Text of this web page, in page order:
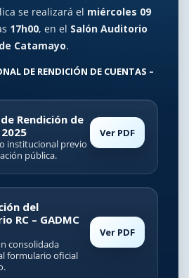
se realizará el miércoles 09
17h00, en el Salón Auditorio
Catamayo.
DE RENDICIÓN DE CUENTAS –
Rendición de
institucional previo
pública.
Ver PDF
del
RC – GADMC
consolidada
formulario oficial
Ver PDF